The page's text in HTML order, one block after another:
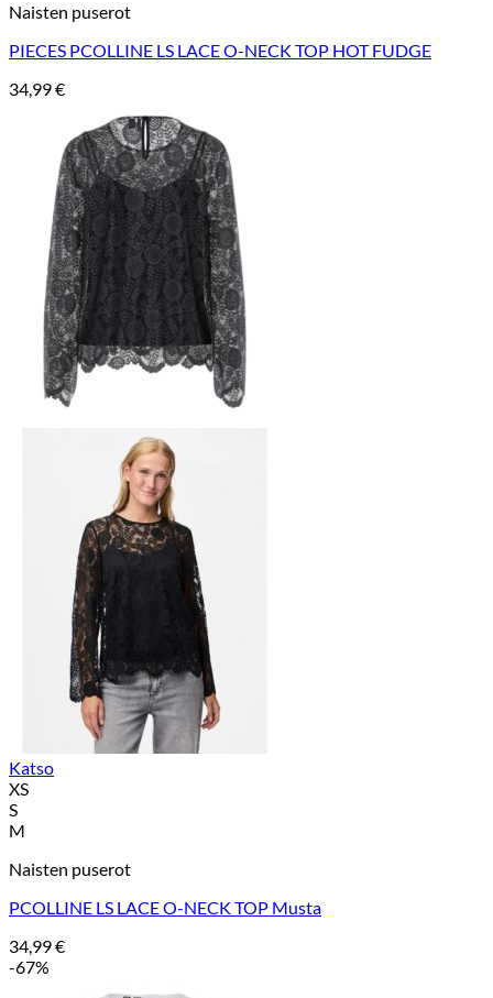
Naisten puserot
PIECES PCOLLINE LS LACE O-NECK TOP HOT FUDGE
34,99€
Katso
XS
S
M
Naisten puserot
PCOLLINE LS LACE O-NECK TOP Musta
34,99€
-67%